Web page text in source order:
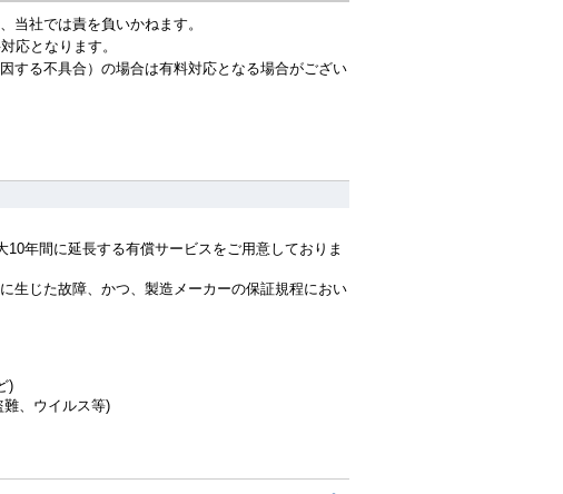
当社では責を負いかねます。
応となります。
する不具合）の場合は有料対応となる場合がござい
年間に延長する有償サービスをご用意しておりま
生じた故障、かつ、製造メーカーの保証規程におい
)
、ウイルス等)